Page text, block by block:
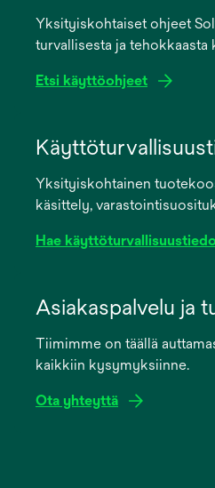
Yksityiskohtaiset ohjeet
turvallisesta ja tehokkaasta
Etsi käyttöohjeet
newYksityiskohtainen
käsittely,
Hae
new
Asiakaspalvelu ja
Tiimimme on täällä
kaikkiin kysymyksiinne.
Ota yhteyttä